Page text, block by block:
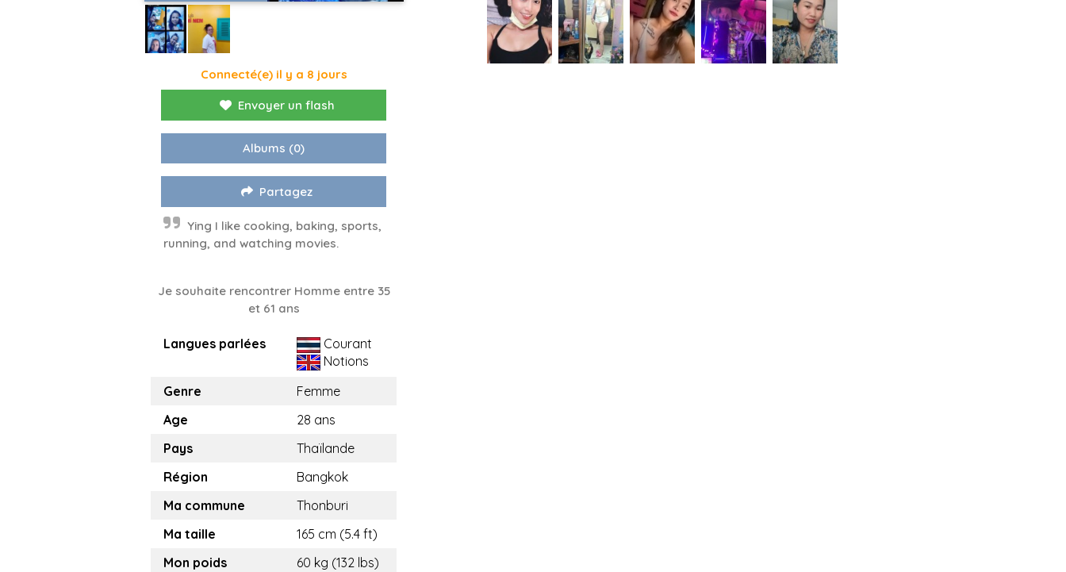
Connecté(e) il y a 8 jours
Envoyer un flash
Albums (0)
Partagez
Ying I like cooking, baking, sports,
running, and watching movies.
Je souhaite rencontrer Homme entre 35
et 61 ans
Langues parlées
Courant
Notions
Genre
Femme
Age
28 ans
Pays
Thaïlande
Région
Bangkok
Ma commune
Thonburi
Ma taille
165 cm (5.4 ft)
Mon poids
60 kg (132 lbs)